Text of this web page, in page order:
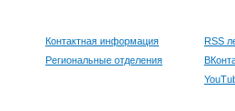
Контактная информация
Региональные отделения
RSS